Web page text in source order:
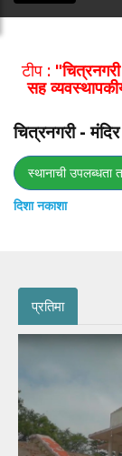
टीप :
सह
चित्रनगरी -
स्थानाची उपलब्धता
दिशा नकाशा
प्रतिमा